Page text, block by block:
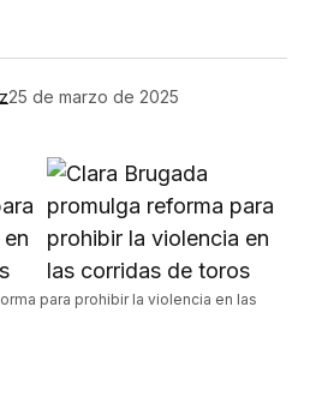
25 de marzo de 2025
para prohibir la violencia en las